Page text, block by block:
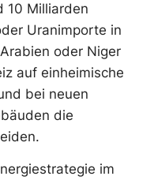
10 Milliarden
Uranimporte in
oder Niger
auf einheimische
bei neuen
die
im